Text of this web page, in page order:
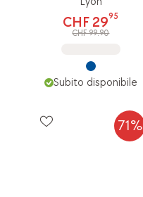
CHF 2995
CHF 99.90
Subito disponibile
71%